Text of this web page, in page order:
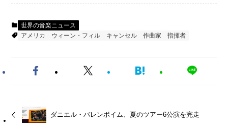
世界の音楽ニュース
アメリカ
ウィーン・フィル キャンセル 作曲家 指揮者
ダニエル・バレンボイム、夏のツアー6公演を完走